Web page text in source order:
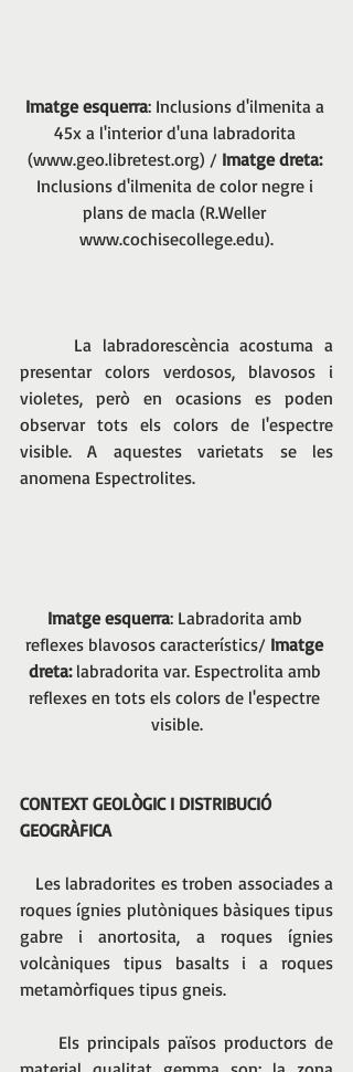
Imatge esquerra: Inclusions d'ilmenita a
45x a l'interior d'una labradorita
(www.geo.libretest.org) / Imatge dreta:
Inclusions d'ilmenita de color negre i
plans de macla (R.Weller
www.cochisecollege.edu).
presentar colors verdosos, blavosos i
violetes, però en ocasions es poden
observar tots els colors de l'espectre
visible. A aquestes varietats se les
anomena Espectrolites.
Imatge esquerra: Labradorita amb
reflexes blavosos característics/ Imatge
dreta: labradorita var. Espectrolita amb
reflexes en tots els colors de l'espectre
visible.
CONTEXT GEOLÒGIC I DISTRIBUCIÓ
GEOGRÀFICA
roques ígnies plutòniques bàsiques tipus
gabre i anortosita, a roques ígnies
volcàniques tipus basalts i a roques
metamòrfiques tipus gneis.